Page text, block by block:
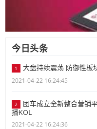
今日头条
1 大盘持续震荡 防御性板
2021-04-22 16:24:45
2
团车成立全新整合营销
播KOL
2021-04-22 16:24:36